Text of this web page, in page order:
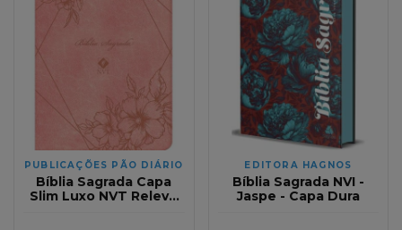
PUBLICAÇÕES PÃO DIÁRIO
Bíblia Sagrada Capa
Slim Luxo NVT Relevo
EDITORA HAGNOS
Bíblia Sagrada NVI -
Jaspe - Capa Dura